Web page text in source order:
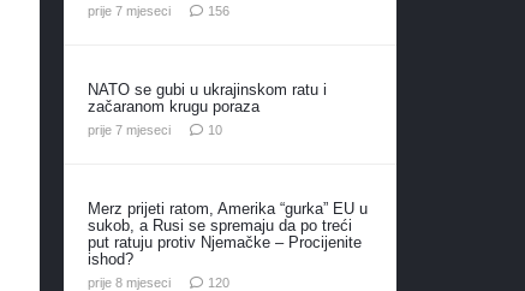
prije 7 mjeseci 156komentara
NATO se gubi u ukrajinskom ratu i
začaranom krugu poraza
prije 7 mjeseci 10komentara
Merz prijeti ratom, Amerika “gurka” EU u
sukob, a Rusi se spremaju da po treći
put ratuju protiv Njemačke – Procijenite
ishod?
prije 8 mjeseci 120komentara